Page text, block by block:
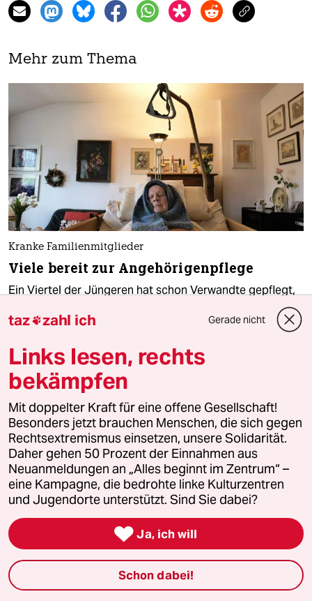
Mehr zum Thema
Kranke Familienmitglieder
Viele bereit zur Angehörigenpflege
Ein Viertel der Jüngeren hat schon Verwandte gepflegt,
Beratungs- und Unterstützungsangebote an.
Sterbefasten als Ausweg
Ein letztes Loslassen
Die Mutter ist krank und ohne Aussicht auf
Heilung. Sie hört auf zu essen und zu trinken. Die
taz zahl ich Gerade nicht
Links lesen, rechts
bekämpfen
Mit doppelter Kraft für eine offene Gesellschaft!
Besonders jetzt brauchen Menschen, die sich gegen
Rechtsextremismus einsetzen, unsere Solidarität.
Daher gehen 50 Prozent der Einnahmen aus
Neuanmeldungen an „Alles beginnt im Zentrum“ –
eine Kampagne, die bedrohte linke Kulturzentren
und Jugendorte unterstützt. Sind Sie dabei?
 Ja, ich will
Schon dabei!